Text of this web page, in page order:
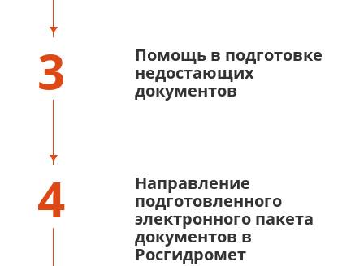
3
Помощь в подготовке
недостающих
документов
4
Направление
подготовленного
электронного пакета
документов в
Росгидромет